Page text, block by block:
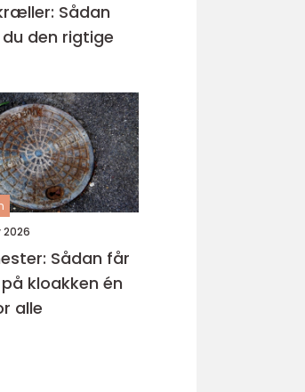
Sådan
den rigtige
2026
Sådan får
kloakken én
alle